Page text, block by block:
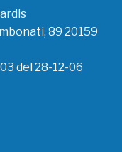
89 20159
del 28-12-06